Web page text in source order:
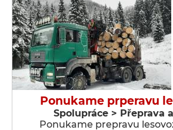
Ponukame prperavu
Spolupráce > Přeprava
Ponukame prepravu